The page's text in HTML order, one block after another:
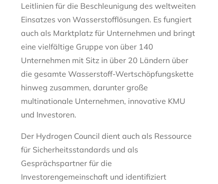
Leitlinien für die Beschleunigung des weltweiten
Einsatzes von Wasserstofflösungen. Es fungiert
auch als Marktplatz für Unternehmen und bringt
eine vielfältige Gruppe von über 140
Unternehmen mit Sitz in über 20 Ländern über
die gesamte Wasserstoff-Wertschöpfungskette
hinweg zusammen, darunter große
multinationale Unternehmen, innovative KMU
und Investoren.
Der Hydrogen Council dient auch als Ressource
für Sicherheitsstandards und als
Gesprächspartner für die
Investorengemeinschaft und identifiziert